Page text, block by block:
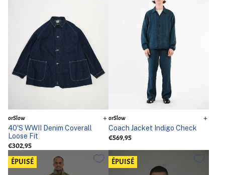
orSlow
40'S WWII Denim Coverall
Loose Fit
€302,95
orSlow
Coach Jacket Indigo Check
€569,95
ÉPUISÉ ÉPUISÉ